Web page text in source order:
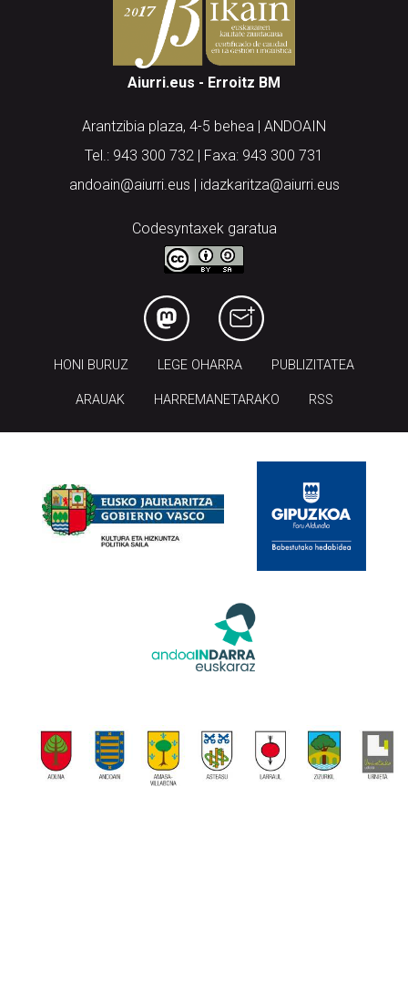
Aiurri.eus - Erroitz BM
Arantzibia plaza, 4-5 behea | ANDOAIN
Tel.: 943 300 732 | Faxa: 943 300 731
andoain@aiurri.eus | idazkaritza@aiurri.eus
Codesyntaxek garatua
HONI BURUZ LEGE OHARRA PUBLIZITATEA
ARAUAK HARREMANETARAKO RSS